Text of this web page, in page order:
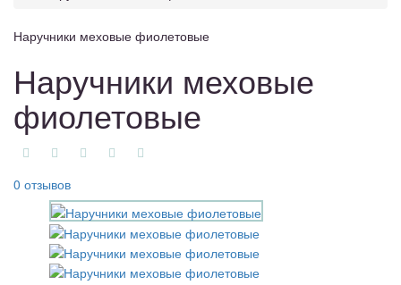
Наручники меховые фиолетовые
Наручники меховые
фиолетовые
0 отзывов